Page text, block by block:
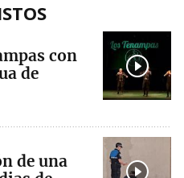
con
de
de una